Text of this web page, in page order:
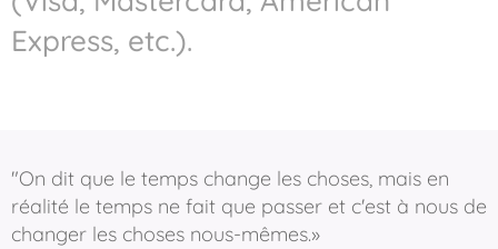
Express, etc.).
"On dit que le temps change les choses, mais en
réalité le temps ne fait que passer et c'est à nous de
changer les choses nous-mêmes.»